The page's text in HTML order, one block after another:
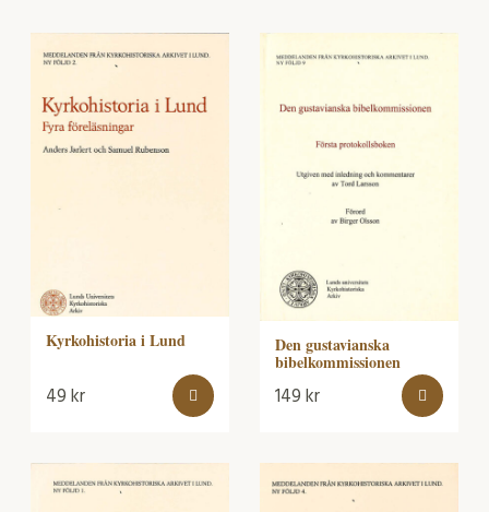
Kyrkohistoria i Lund
49kr
Den gustavianska
bibelkommissionen
149kr